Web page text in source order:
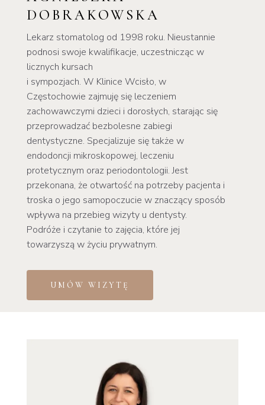
DOBRAKOWSKA
Lekarz stomatolog od 1998 roku. Nieustannie
podnosi swoje kwalifikacje, uczestnicząc w
licznych kursach
i sympozjach. W Klinice Wcisło, w
Częstochowie zajmuję się leczeniem
zachowawczymi dzieci i dorosłych, starając się
przeprowadzać bezbolesne zabiegi
dentystyczne. Specjalizuje się także w
endodoncji mikroskopowej, leczeniu
protetycznym oraz periodontologii.Jest
przekonana, że otwartość na potrzeby pacjenta i
troska o jego samopoczucie w znaczący sposób
wpływa na przebieg wizyty u dentysty.
Podróże i czytanie to zajęcia, które jej
towarzyszą w życiu prywatnym.
UMÓW WIZYTĘ